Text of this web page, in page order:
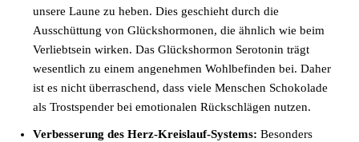
unsere Laune zu heben. Dies geschieht durch die
Ausschüttung von Glückshormonen, die ähnlich wie beim
Verliebtsein wirken. Das Glückshormon Serotonin trägt
wesentlich zu einem angenehmen Wohlbefinden bei. Daher
ist es nicht überraschend, dass viele Menschen Schokolade
als Trostspender bei emotionalen Rückschlägen nutzen.
Verbesserung des Herz-Kreislauf-Systems: Besonders